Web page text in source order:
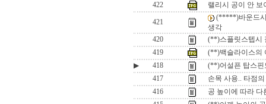
422
랠리시 공이 안 보
421
(*****)바운드시
생각
420
(**)스플릿스텝시
419
(**)백슬라이스의
▶
418
(**)어설픈 탑스핀
417
손목 사용.. 타점
416
공 높이에 따라 다